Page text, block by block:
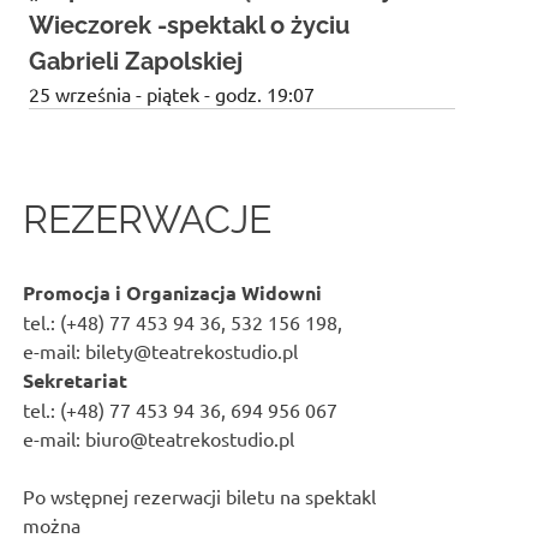
Wieczorek -spektakl o życiu
Gabrieli Zapolskiej
25 września - piątek - godz. 19:07
REZERWACJE
Promocja i Organizacja Widowni
tel.: (+48) 77 453 94 36, 532 156 198,
e-mail: bilety@teatrekostudio.pl
Sekretariat
tel.: (+48) 77 453 94 36, 694 956 067
e-mail: biuro@teatrekostudio.pl
Po wstępnej rezerwacji biletu na spektakl
można